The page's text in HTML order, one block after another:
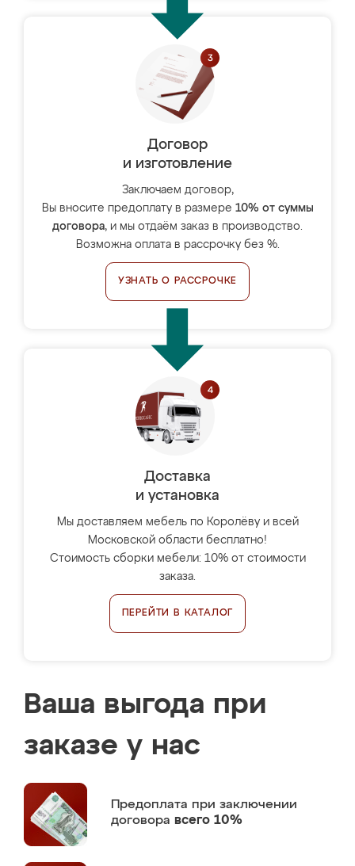
Договор
и изготовление
Заключаем договор,
Вы вносите предоплату в размере 10% от суммы
договора, и мы отдаём заказ в производство.
Возможна оплата в рассрочку без %.
УЗНАТЬ О РАССРОЧКЕ
Доставка
и установка
Мы доставляем мебель по Королёву и всей
Московской области бесплатно!
Стоимость сборки мебели: 10% от стоимости
заказа.
ПЕРЕЙТИ В КАТАЛОГ
Ваша выгода при
заказе у нас
Предоплата при заключении
договора всего 10%